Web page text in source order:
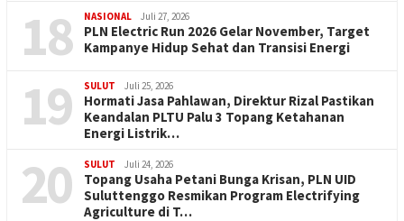
18 NASIONAL Juli 27, 2026
PLN Electric Run 2026 Gelar November, Target
Kampanye Hidup Sehat dan Transisi Energi
19 SULUT Juli 25, 2026
Hormati Jasa Pahlawan, Direktur Rizal Pastikan
Keandalan PLTU Palu 3 Topang Ketahanan
Energi Listrik…
20 SULUT Juli 24, 2026
Topang Usaha Petani Bunga Krisan, PLN UID
Suluttenggo Resmikan Program Electrifying
Agriculture di T…